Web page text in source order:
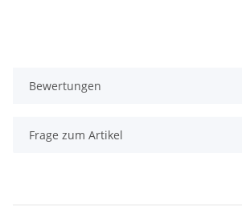
Bewertungen
Frage zum Artikel